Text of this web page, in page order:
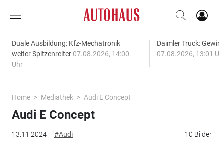
Duale Ausbildung: Kfz-Mechatronik
weiter Spitzenreiter 07.08.2026, 14:00
Uhr
Daimler Truck:
07.08.2026, 13:01
Home Mediathek Audi E Concept
13.11.2024 #Audi 10 Bilder
Audi E Concept